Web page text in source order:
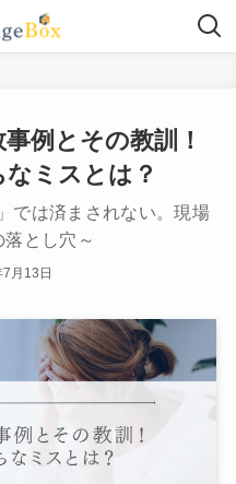
例とその教訓！
ミスとは？
では済まされない。現場
とし穴～
月13日